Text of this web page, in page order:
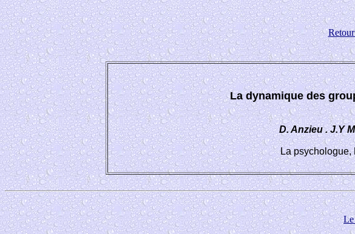
La dynamique des
D. Anzieu . J.Y
La psychologue,
Le